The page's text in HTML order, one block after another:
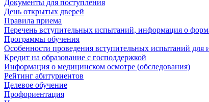
Документы для поступления
День открытых дверей
Правила приема
Перечень вступительных испытаний, информация о
Программы обучения
Особенности проведения вступительных испытаний
Кредит на образование с господдержкой
Информация о медицинском осмотре (обследования)
Рейтинг абитуриентов
Целевое обучение
Профориентация